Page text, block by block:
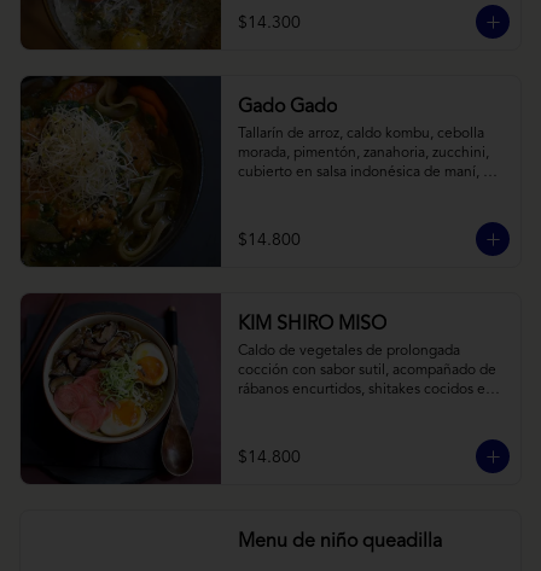
$14.300
Gado Gado
Tallarín de arroz, caldo kombu, cebolla
morada, pimentón, zanahoria, zucchini,
cubierto en salsa indonésica de maní,
$14.800
KIM SHIRO MISO
Caldo de vegetales de prolongada
cocción con sabor sutil, acompañado de
rábanos encurtidos, shitakes cocidos en
vegana) y los infaltables fideos de ramen.
$14.800
Menu de niño queadilla